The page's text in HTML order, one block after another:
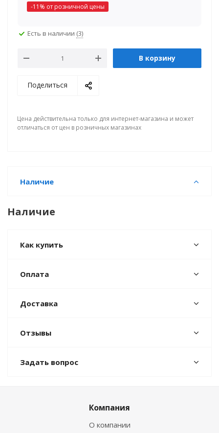
-11 % от розничной цены
Есть в наличии (3)
В корзину
Поделиться
Цена действительна только для интернет-магазина и может
отличаться от цен в розничных магазинах
Наличие
Наличие
Как купить
Оплата
Доставка
Отзывы
Задать вопрос
Компания
О компании